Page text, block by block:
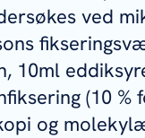
ved
10ml
(10 %
og